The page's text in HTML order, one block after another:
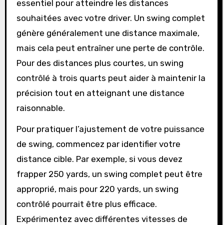
essentiel pour atteindre les distances
souhaitées avec votre driver. Un swing complet
génère généralement une distance maximale,
mais cela peut entraîner une perte de contrôle.
Pour des distances plus courtes, un swing
contrôlé à trois quarts peut aider à maintenir la
précision tout en atteignant une distance
raisonnable.
Pour pratiquer l’ajustement de votre puissance
de swing, commencez par identifier votre
distance cible. Par exemple, si vous devez
frapper 250 yards, un swing complet peut être
approprié, mais pour 220 yards, un swing
contrôlé pourrait être plus efficace.
Expérimentez avec différentes vitesses de